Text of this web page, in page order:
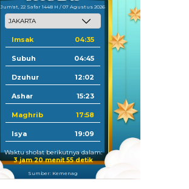
Jum'at, 22 Safar 1448 H / 07 Agustus 2026
Imsak 04:35
Subuh 04:45
Dzuhur 12:02
Ashar 15:23
Maghrib 17:58
Isya 19:09
Waktu sholat berikutnya dalam:
3 jam 20 menit 55 detik
Sumber: Kemenag